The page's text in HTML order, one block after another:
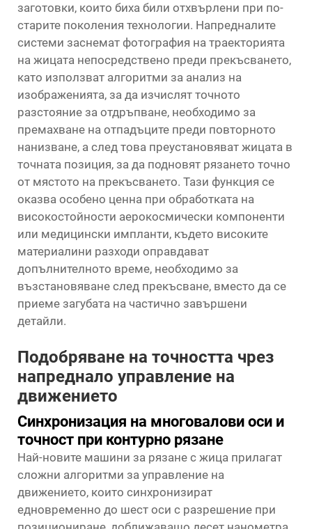
заготовки, които биха били отхвърлени при по-
старите поколения технологии. Напредналите
системи заснемат фотография на траекторията
на жицата непосредствено преди прекъсването,
като използват алгоритми за анализ на
изображенията, за да изчислят точното
разстояние за отдръпване, необходимо за
премахване на отпадъците преди повторното
нанизване, а след това преустановяват жицата в
точната позиция, за да подновят рязането точно
от мястото на прекъсването. Тази функция се
оказва особено ценна при обработката на
високостойности аерокосмически компоненти
или медицински импланти, където високите
материалини разходи оправдават
допълнителното време, необходимо за
възстановяване след прекъсване, вместо да се
приеме загубата на частично завършени
детайли.
Подобряване на точността чрез
напреднало управление на
движението
Синхронизация на многовалови оси и
точност при контурно рязане
Най-новите машини за рязане с жица прилагат
сложни алгоритми за управление на
движението, които синхронизират
едновременно до шест оси с разрешение при